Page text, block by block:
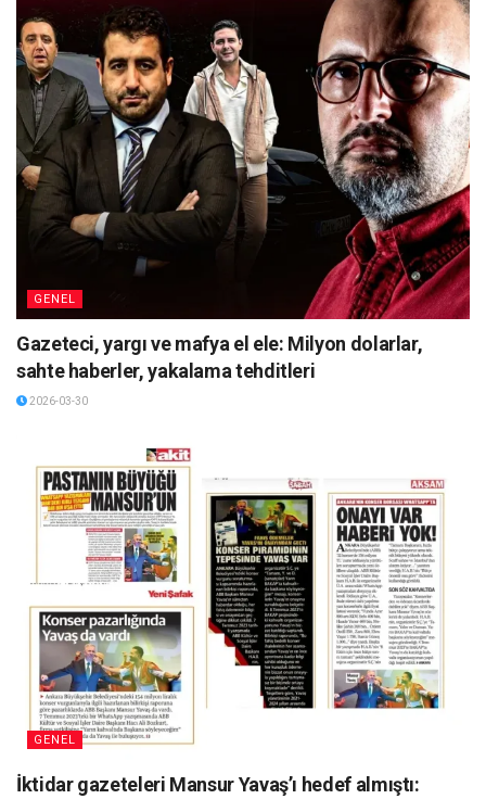
GENEL
Gazeteci, yargı ve mafya el ele: Milyon dolarlar,
sahte haberler, yakalama tehditleri
2026-03-30
GENEL
İktidar gazeteleri Mansur Yavaş’ı hedef almıştı: